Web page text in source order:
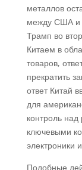
металлов
между США и
Трамп во
Китаем в
товаров,
прекратить
ответ Китай
для
контроль
ключевыми
электроники
Подобные